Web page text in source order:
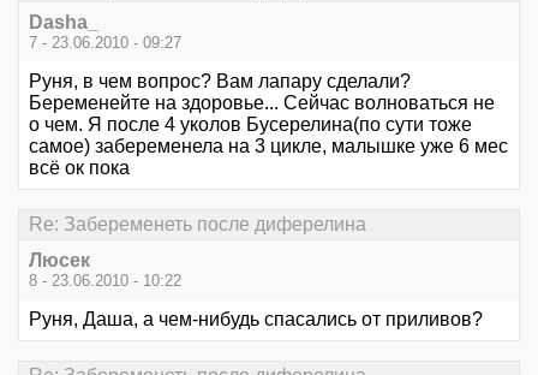
Dasha_
7 - 23.06.2010 - 09:27
Руня, в чем вопрос? Вам лапару сделали?
Беременейте на здоровье... Сейчас волноваться не
о чем. Я после 4 уколов Бусерелина(по сути тоже
самое) забеременела на 3 цикле, малышке уже 6 мес
всё ок пока
Re: Забеременеть после диферелина
Люсек
8 - 23.06.2010 - 10:22
Руня, Даша, а чем-нибудь спасались от приливов?